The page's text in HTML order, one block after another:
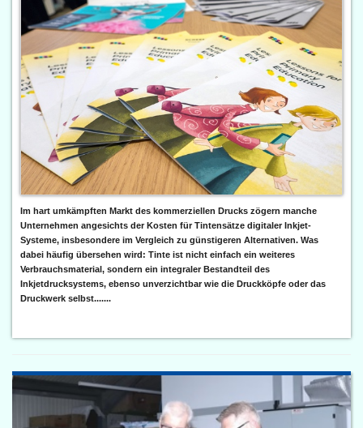
Im hart umkämpften Markt des kommerziellen Drucks zögern manche
Unternehmen angesichts der Kosten für Tintensätze digitaler Inkjet-
Systeme, insbesondere im Vergleich zu günstigeren Alternativen. Was
dabei häufig übersehen wird: Tinte ist nicht einfach ein weiteres
Verbrauchsmaterial, sondern ein integraler Bestandteil des
Inkjetdrucksystems, ebenso unverzichtbar wie die Druckköpfe oder das
Druckwerk selbst.......